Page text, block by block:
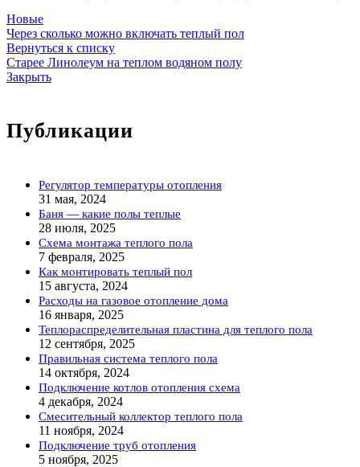
Новые
Через сколько можно включать теплый пол
Вернуться к списку
Старее Линолеум на теплом водяном полу
Закрыть
Публикации
Регулятор температуры отопления
31 мая, 2024
Баня — какие полы теплые
28 июля, 2025
Схема монтажа теплого пола
7 февраля, 2025
Как монтировать теплый пол
15 августа, 2024
Расходы на газовое отопление дома
16 января, 2025
Теплораспределительная пластина для теплого пола
12 сентября, 2025
Правильная система теплого пола
14 октября, 2024
Подключение котлов отопления схема
4 декабря, 2024
Смесительный коллектор теплого пола
11 ноября, 2024
Подключение труб отопления
5 ноября, 2025